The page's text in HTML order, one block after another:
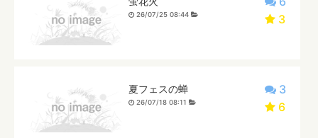
3
26/07/25 08:44
3
6
夏フェスの蝉
26/07/18 08:11